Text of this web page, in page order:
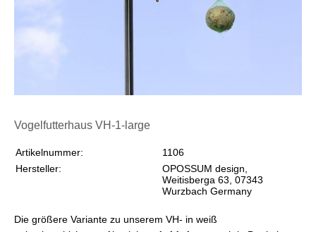
Vogelfutterhaus VH-1-large
Artikelnummer:
1106
Hersteller:
OPOSSUM design,
Weitisberga 63, 07343
Wurzbach Germany
Die größere Variante zu unserem VH- in weiß